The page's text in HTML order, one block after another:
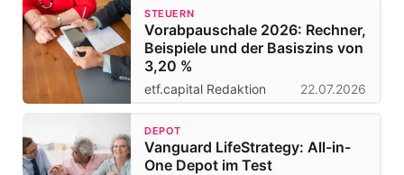
STEUERN
Vorabpauschale 2026: Rechner,
Beispiele und der Basiszins von
3,20 %
etf.capital Redaktion 22.07.2026
DEPOT
Vanguard LifeStrategy: All-in-
One Depot im Test